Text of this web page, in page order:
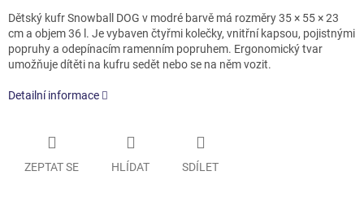
Dětský kufr Snowball DOG v modré barvě má rozměry 35 × 55 × 23
cm a objem 36 l. Je vybaven čtyřmi kolečky, vnitřní kapsou, pojistnými
popruhy a odepínacím ramenním popruhem. Ergonomický tvar
umožňuje dítěti na kufru sedět nebo se na něm vozit.
Detailní informace
ZEPTAT SE HLÍDAT SDÍLET